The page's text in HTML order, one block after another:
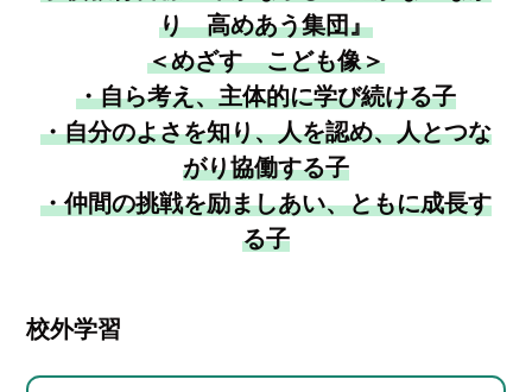
り 高めあう集団』
＜めざす こども像＞
・自ら考え、主体的に学び続ける子
・自分のよさを知り、人を認め、人とつな
がり協働する子
・仲間の挑戦を励ましあい、ともに成長す
る子
校外学習